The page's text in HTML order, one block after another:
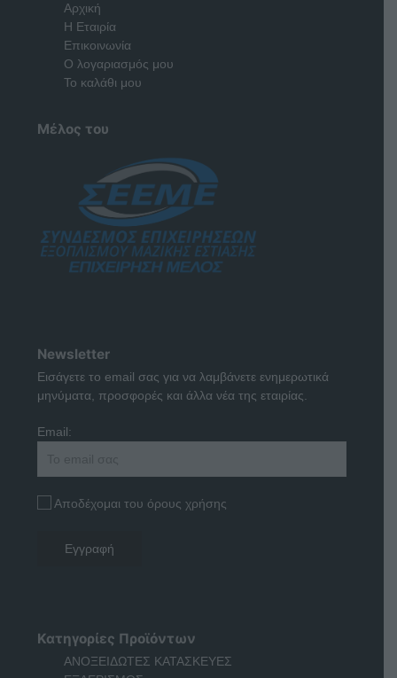
Αρχική
Η Εταιρία
Επικοινωνία
Ο λογαριασμός μου
Το καλάθι μου
Μέλος του
Newsletter
Εισάγετε το email σας για να λαμβάνετε ενημερωτικά
μηνύματα, προσφορές και άλλα νέα της εταιρίας.
Email:
Αποδέχομαι του όρους χρήσης
Κατηγορίες Προϊόντων
ΑΝΟΞΕΙΔΩΤΕΣ ΚΑΤΑΣΚΕΥΕΣ